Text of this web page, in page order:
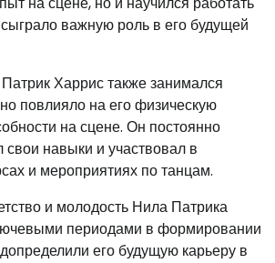
сыграло важную роль в его будущей
Харрис также занимался
повлияло на его физическую
на сцене. Он постоянно
навыки и участвовал в
и мероприятиях по танцам.
и молодость Нила Патрика
периодами в формировании
его будущую карьеру в